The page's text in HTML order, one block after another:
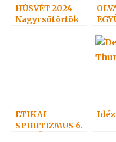
HÚSVÉT 2024
Nagycsütörtök
ETIKAI
SPIRITIZMUS 6.